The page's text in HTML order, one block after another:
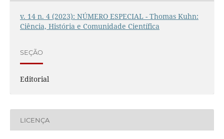
v. 14 n. 4 (2023): NÚMERO ESPECIAL - Thomas Kuhn:
Ciência, História e Comunidade Científica
SEÇÃO
Editorial
LICENÇA